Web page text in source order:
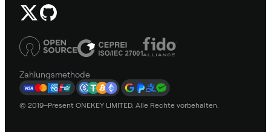
Zahlungsmethode
© 2019–Present ONEKEY LIMITED. Alle Rechte vorbehalten.